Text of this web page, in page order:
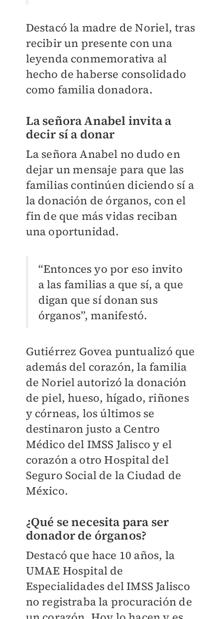
Destacó la madre de Noriel, tras
recibir un presente con una
leyenda conmemorativa al
hecho de haberse consolidado
como familia donadora.
La señora Anabel invita a
decir sí a donar
La señora Anabel no dudo en
dejar un mensaje para que las
familias continúen diciendo sí a
la donación de órganos, con el
fin de que más vidas reciban
una oportunidad.
“Entonces yo por eso invito
a las familias a que sí, a que
digan que sí donan sus
órganos”, manifestó.
Gutiérrez Govea puntualizó que
además del corazón, la familia
de Noriel autorizó la donación
de piel, hueso, hígado, riñones
y córneas, los últimos se
destinaron justo a Centro
Médico del IMSS Jalisco y el
corazón a otro Hospital del
Seguro Social de la Ciudad de
México.
¿Qué se necesita para ser
donador de órganos?
Destacó que hace 10 años, la
UMAE Hospital de
Especialidades del IMSS Jalisco
no registraba la procuración de